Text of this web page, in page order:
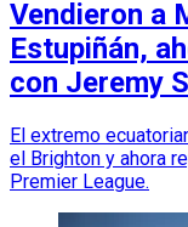
Vendieron a
Estupiñán,
con Jeremy
El extremo
el Brighton y ahora
Premier League.